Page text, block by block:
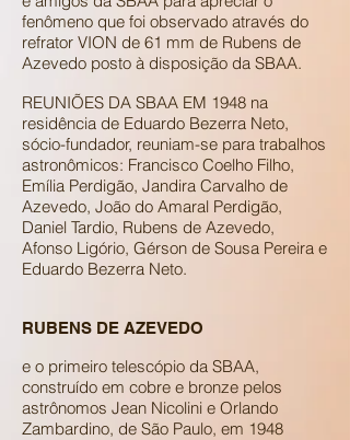
fenômeno que foi observado através do
refrator VION de 61 mm de Rubens de
Azevedo posto à disposição da SBAA.
REUNIÕES DA SBAA EM 1948 na
residência de Eduardo Bezerra Neto,
sócio-fundador, reuniam-se para trabalhos
astronômicos: Francisco Coelho Filho,
Emília Perdigão, Jandira Carvalho de
Azevedo, João do Amaral Perdigão,
Daniel Tardio, Rubens de Azevedo,
Afonso Ligório, Gérson de Sousa Pereira e
Eduardo Bezerra Neto.
RUBENS DE AZEVEDO
e o primeiro telescópio da SBAA,
construído em cobre e bronze pelos
astrônomos Jean Nicolini e Orlando
Zambardino, de São Paulo, em 1948